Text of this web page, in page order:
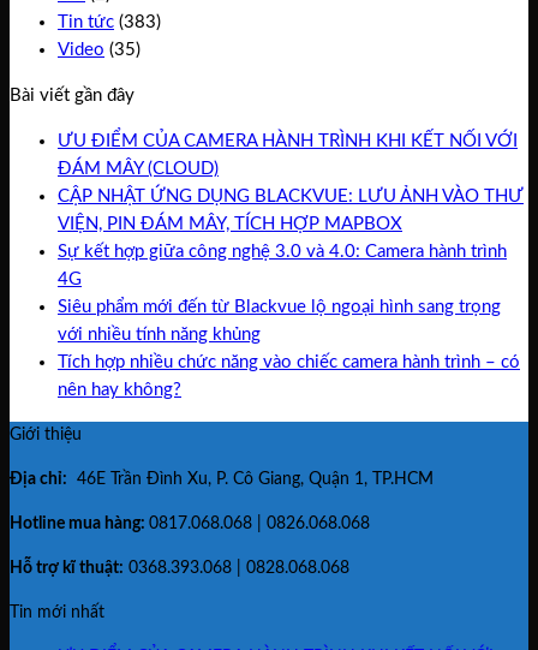
Tin tức (383)
Video (35)
Bài viết gần đây
ƯU ĐIỂM CỦA CAMERA HÀNH TRÌNH KHI KẾT NỐI VỚI
ĐÁM MÂY (CLOUD)
CẬP NHẬT ỨNG DỤNG BLACKVUE: LƯU ẢNH VÀO THƯ
VIỆN, PIN ĐÁM MÂY, TÍCH HỢP MAPBOX
Sự kết hợp giữa công nghệ 3.0 và 4.0: Camera hành trình
4G
Siêu phẩm mới đến từ Blackvue lộ ngoại hình sang trọng
với nhiều tính năng khủng
Tích hợp nhiều chức năng vào chiếc camera hành trình – có
nên hay không?
Giới thiệu
Địa chỉ: 46E Trần Đình Xu, P. Cô Giang, Quận 1, TP.HCM
Hotline mua hàng: 0817.068.068 | 0826.068.068
Hỗ trợ kĩ thuật: 0368.393.068 | 0828.068.068
Tin mới nhất